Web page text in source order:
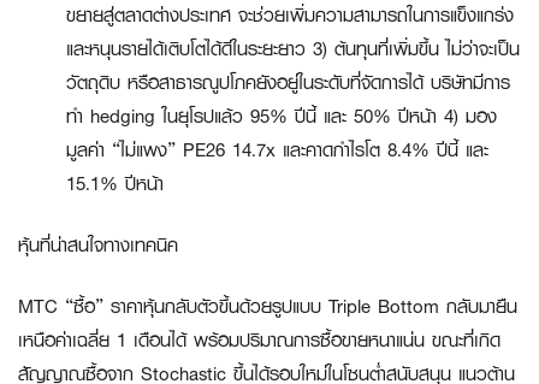
ขยายสู่ตลาดต่างประเทศ จะช่วยเพิ่มความสามารถในการแข็งแกร่ง
และหนุนรายได้เติบโตได้ดีในระยะยาว 3) ต้นทุนที่เพิ่มขึ้น ไม่ว่าจะเป็น
วัตถุดิบ หรือสาธารณูปโภคยังอยู่ในระดับที่จัดการได้ บริษัทมีการ
ทำ hedging ในยุโรปแล้ว 95% ปีนี้ และ 50% ปีหน้า 4) มอง
มูลค่า “ไม่แพง” PE26 14.7x และคาดกำไรโต 8.4% ปีนี้ และ
15.1% ปีหน้า
หุ้นที่น่าสนใจทางเทคนิค
MTC “ซื้อ” ราคาหุ้นกลับตัวขึ้นด้วยรูปแบบ Triple Bottom กลับมายืน
เหนือค่าเฉลี่ย 1 เดือนได้ พร้อมปริมาณการซื้อขายหนาแน่น ขณะที่เกิด
สัญญาณซื้อจาก Stochastic ขึ้นได้รอบใหม่ในโซนต่ำสนับสนุน แนวต้าน